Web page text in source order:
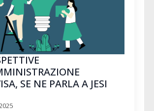
SE NE PARLA A JESI